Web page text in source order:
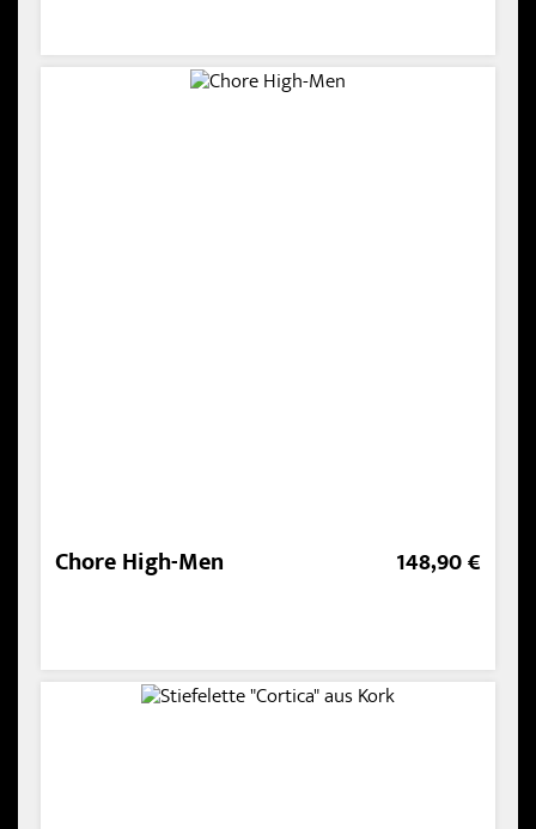
Chore High-Men 148,90 €